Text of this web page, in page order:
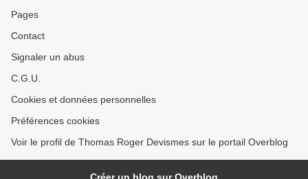
Pages
Contact
Signaler un abus
C.G.U.
Cookies et données personnelles
Préférences cookies
Voir le profil de Thomas Roger Devismes sur le portail Overblog